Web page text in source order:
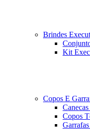
Brindes
Kit
Copos E
Copos